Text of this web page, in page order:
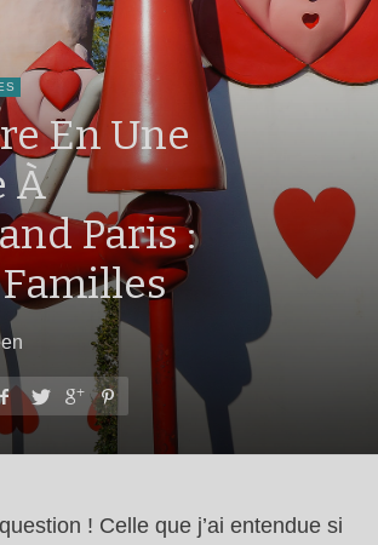
En Une
À
Paris :
! Celle que j’ai entendue si